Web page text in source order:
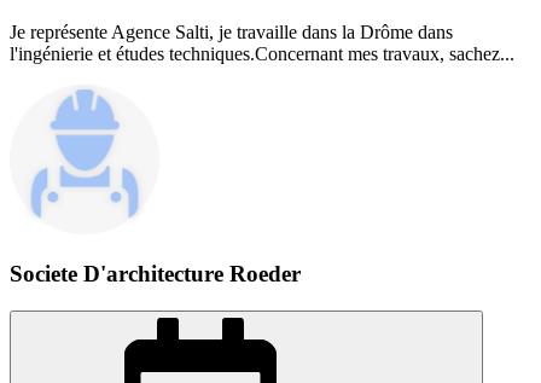
Je représente Agence Salti, je travaille dans la Drôme dans
l'ingénierie et études techniques.Concernant mes travaux, sachez...
Societe D'architecture Roeder